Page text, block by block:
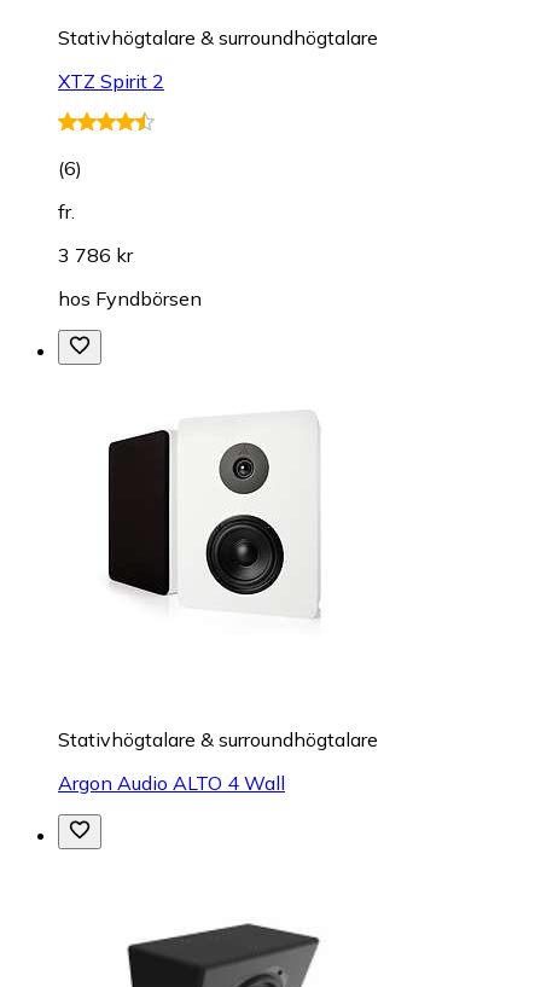
Stativhögtalare & surroundhögtalare
XTZ Spirit 2
(6)
fr.
3 786 kr
hos Fyndbörsen
Stativhögtalare & surroundhögtalare
Argon Audio ALTO 4 Wall